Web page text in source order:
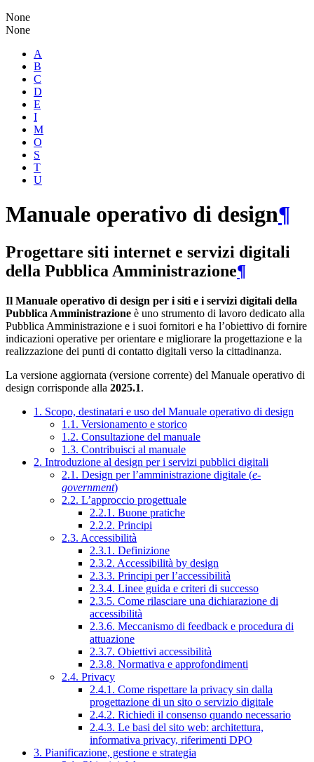
None
None
A
B
C
D
E
I
M
O
S
T
U
Manuale operativo di design¶
Progettare siti internet e servizi digitali
della Pubblica Amministrazione¶
Il Manuale operativo di design per i siti e i servizi digitali della
Pubblica Amministrazione è uno strumento di lavoro dedicato alla
Pubblica Amministrazione e i suoi fornitori e ha l’obiettivo di fornire
indicazioni operative per orientare e migliorare la progettazione e la
realizzazione dei punti di contatto digitali verso la cittadinanza.
La versione aggiornata (versione corrente) del Manuale operativo di
design corrisponde alla 2025.1.
1. Scopo, destinatari e uso del Manuale operativo di design
1.1. Versionamento e storico
1.2. Consultazione del manuale
1.3. Contribuisci al manuale
2. Introduzione al design per i servizi pubblici digitali
2.1. Design per l’amministrazione digitale (e-
government)
2.2. L’approccio progettuale
2.2.1. Buone pratiche
2.2.2. Principi
2.3. Accessibilità
2.3.1. Definizione
2.3.2. Accessibilità by design
2.3.3. Principi per l’accessibilità
2.3.4. Linee guida e criteri di successo
2.3.5. Come rilasciare una dichiarazione di
accessibilità
2.3.6. Meccanismo di feedback e procedura di
attuazione
2.3.7. Obiettivi accessibilità
2.3.8. Normativa e approfondimenti
2.4. Privacy
2.4.1. Come rispettare la privacy sin dalla
progettazione di un sito o servizio digitale
2.4.2. Richiedi il consenso quando necessario
2.4.3. Le basi del sito web: architettura,
informativa privacy, riferimenti DPO
3. Pianificazione, gestione e strategia